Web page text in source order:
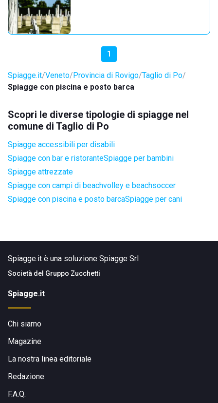
1
Spiagge.it Veneto Provincia di Rovigo Taglio di Po
Spiagge con piscina e posto barca
Scopri le diverse tipologie di spiagge nel
comune di Taglio di Po
Spiagge accessibili per disabili
Spiagge con bar e ristoranteSpiagge per bambini
Spiagge attrezzate
Spiagge con campi di beachvolley e beachsoccer
Spiagge con piscina e posto barcaSpiagge per cani
Spiagge.it è una soluzione Spiagge Srl
Società del Gruppo Zucchetti
Spiagge.it
Chi siamo
Magazine
La nostra linea editoriale
Redazione
F.A.Q.